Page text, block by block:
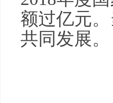
额过亿元
共同发展。